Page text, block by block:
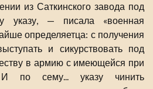
из Саткинского завода под
указу, — писала «военная
определяетца: с получения
и сикурствовать под
в армию с имеющейся при
И по сему... указу чинить